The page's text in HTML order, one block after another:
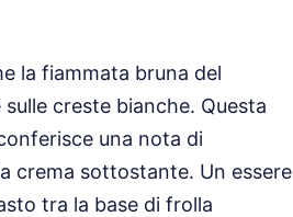
la fiammata bruna del
creste bianche. Questa
una nota di
crema sottostante. Un essere
tra la base di frolla